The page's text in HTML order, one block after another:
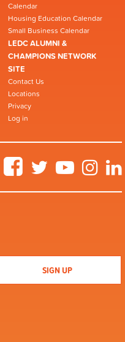
Calendar
Housing Education Calendar
Small Business Calendar
LEDC ALUMNI &
CHAMPIONS NETWORK
SITE
Contact Us
Locations
Privacy
Log in
FacebookTwitter YouTubeInstagram